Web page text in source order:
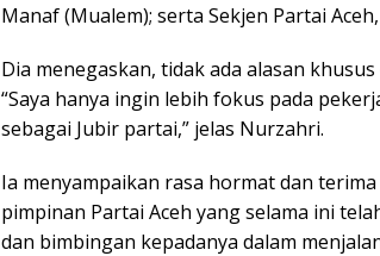
Manaf (Mualem); serta Sekjen Partai
Dia menegaskan, tidak ada alasan
“Saya hanya ingin lebih fokus pada
sebagai Jubir partai,” jelas Nurzahri.
Ia menyampaikan rasa hormat dan
pimpinan Partai Aceh yang selama ini
dan bimbingan kepadanya dalam